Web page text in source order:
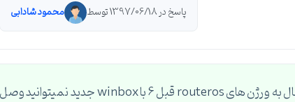
پاسخ در 1397/06/18 توسط محمود شادابی
همیشه این ورژن قبلی winbox رو داشته باشید. برای اتصال به ورژن های routeros قبل 6 با winbox جدید نمیتوانید وصل